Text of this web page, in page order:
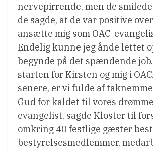
nervepirrende, men de
de sagde, at de var positive
ansætte mig som OAC-
Endelig kunne jeg ånde lettet
begynde på det spændende
starten for Kirsten og mig i
senere, er vi fulde af
Gud for kaldet til vores
evangelist, sagde Kloster til
omkring 40 festlige gæster
bestyrelsesmedlemmer,